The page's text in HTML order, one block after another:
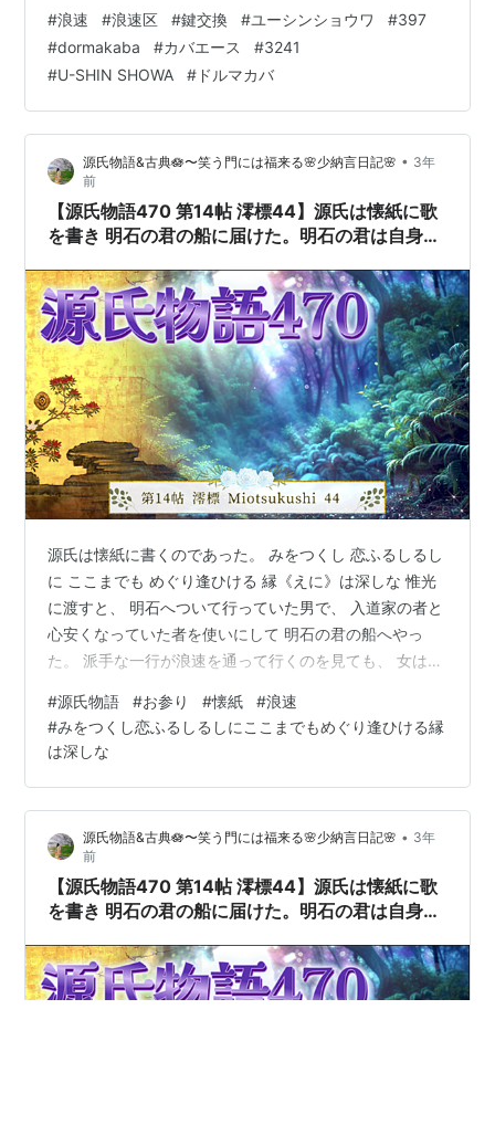
確認すると、「SHOWA 397」との刻印があり、こちらは
ユーシンショーワ(U-SHIN SHOWA)の「CL」タイプとい
う種類です。 鍵の片側がギザギザしているピンシリンダ
ータイプで、鍵を挿した時にシリンダーの中でピンが上
下に動くシンプルな構造のものです。 20…
#浪速 #浪速区 #鍵交換 #ユーシンショウワ #397
#dormakaba #カバエース #3241
#U-SHIN SHOWA # ドルマカバ
源氏物語&古典🪷〜笑う門には福来る🌸少納言日記🌸 • 3年
前
【源氏物語470 第14帖 澪標44】源氏は懐紙に歌
を書き 明石の君の船に届けた。明石の君は自身の
が送られてきたことで感激して泣いた。
源氏は懐紙に書くのであった。 みをつくし 恋ふるしるし
に ここまでも めぐり逢ひける 縁《えに》は深しな 惟光
に渡すと、 明石へついて行っていた男で、 入道家の者と
心安くなっていた者を使いにして 明石の君の船へやっ
た。 派手な一行が浪速を通って行くのを見ても、 女は自
所へ、 ただ少しの消息ではあるが 送られて来たことで感
激して泣いた。 🪻🎼花影 written by Fukagawa🪻 🪷澪標
（みおつくし）のあらすじはこちらをご覧ください↓🪷
少納言のホームページ 源氏物語&古典 syounagon-web
#源氏物語 #お参り #懐紙 #浪速
#みをつくし恋ふるしるしにここまでもめぐり逢ひける縁
は深しな
源氏物語&古典🪷〜笑う門には福来る🌸少納言日記🌸 • 3年
前
【源氏物語470 第14帖 澪標44】源氏は懐紙に歌
を書き 明石の君の船に届けた。明石の君は自身の
が送られてきたことで感激して泣いた。